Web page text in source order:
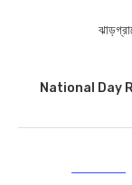
National Day